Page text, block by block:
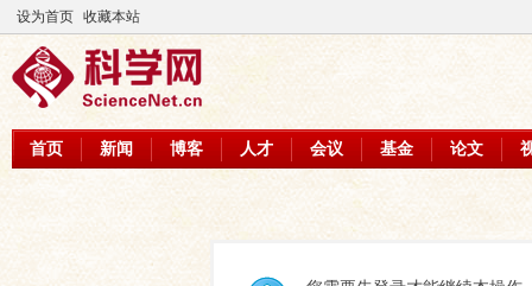
设为首页 收藏本站
首页 新闻 博客 人才 会议 基金 论文